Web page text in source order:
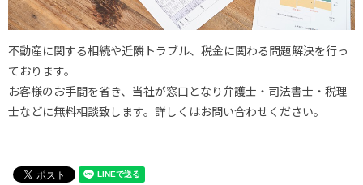
不動産に関する相続や近隣トラブル、税金に関わる問題解決を行っ
ております。
お客様のお手間を省き、当社が窓口となり弁護士・司法書士・税理
士などに無料相談致します。詳しくはお問い合わせください。